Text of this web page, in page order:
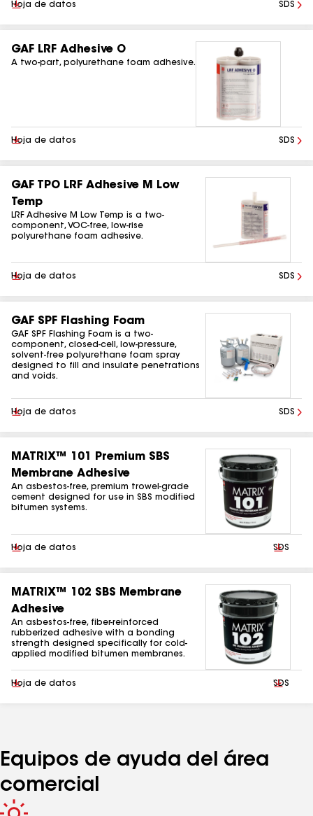
Descargar
Hoja de datos SDS
GAF LRF Adhesive O
A two-part, polyurethane foam adhesive.
Descargar
Hoja de datos SDS
GAF TPO LRF Adhesive M Low
Temp
LRF Adhesive M Low Temp is a two-
component, VOC-free, low-rise
polyurethane foam adhesive.
Descargar
Hoja de datos SDS
GAF SPF Flashing Foam
GAF SPF Flashing Foam is a two-
component, closed-cell, low-pressure,
solvent-free polyurethane foam spray
designed to fill and insulate penetrations
and voids.
Descargar
Hoja de datos SDS
MATRIX™ 101 Premium SBS
Membrane Adhesive
An asbestos-free, premium trowel-grade
cement designed for use in SBS modified
bitumen systems.
Descargar
Hoja de datos SDS
MATRIX™ 102 SBS Membrane
Adhesive
An asbestos-free, fiber-reinforced
rubberized adhesive with a bonding
strength designed specifically for cold-
applied modified bitumen membranes.
Descargar
Hoja de datos SDS
Equipos de ayuda del área
comercial